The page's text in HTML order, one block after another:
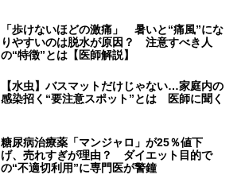
「歩けないほどの激痛」 暑いと“痛風”にな
りやすいのは脱水が原因？ 注意すべき人
の“特徴”とは【医師解説】
【水虫】バスマットだけじゃない…家庭内の
感染招く“要注意スポット”とは 医師に聞く
糖尿病治療薬「マンジャロ」が25％値下
げ、売れすぎが理由？ ダイエット目的で
の“不適切利用”に専門医が警鐘